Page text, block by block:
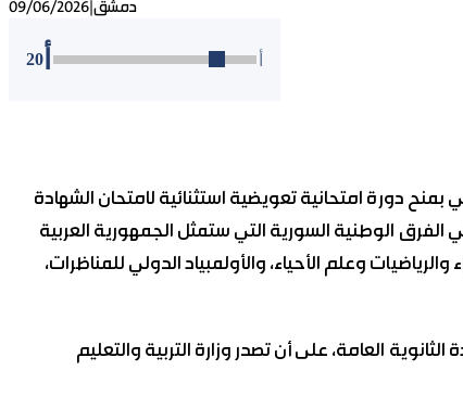
09/06/2026 دمشق
20
“أحمد الشرع” المرسوم رقم 87 لعام 2026 القاضي بمنح دورة امتحانية تعويضية استثنائية لامتحان الشهادة
الفرق الوطنية السورية التي ستمثل الجمهورية العربية
وعلم الأحياء، والأولمبياد الدولي للمناظرات،
العامة، على أن تصدر وزارة التربية والتعليم